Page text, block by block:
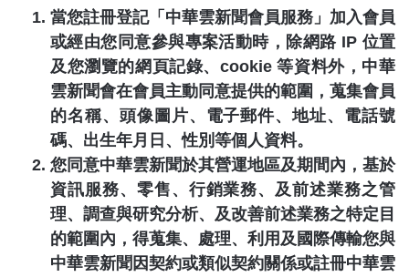
當您註冊登記「 中華雲新聞會員服務」加入會員
或經由您同意參與專案活動時，除網路IP 位置
及您瀏覽的網頁記錄、 cookie等資料外， 中華
雲新聞會在會員主動同意提供的範圍，蒐集會員
的名稱、頭像圖片、電子郵件、地址、電話號
碼、出生年月日、性別等個人資料。
您同意中華雲新聞於其營運地區及期間內，基於
資訊服務、零售、行銷業務、及前述業務之管
理、調查與研究分析、及改善前述業務之特定目
的範圍內，得蒐集、處理、利用及國際傳輸您與
中華雲新聞 因契約或類似契約關係或註冊中華雲